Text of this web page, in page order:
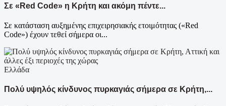
Σε «Red Code» η Κρήτη και ακόμη πέντε...
Σε κατάσταση αυξημένης επιχειρησιακής ετοιμότητας («Red
Code») έχουν τεθεί σήμερα οι...
Ελλάδα
Πολύ υψηλός κίνδυνος πυρκαγιάς σήμερα σε Κρήτη,...